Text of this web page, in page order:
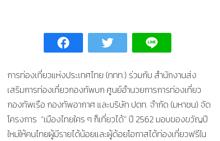
การท่องเที่ยวแห่งประเทศไทย (ททท.) ร่วมกับ สำนักงานส่ง
เสริมการท่องเที่ยวกองทัพบก ศูนย์อำนวยการการท่องเที่ยว
กองทัพเรือ กองทัพอากาศ และบริษัท ปตท. จำกัด (มหาชน) จัด
โครงการ “เมืองไทยใคร ๆ ก็เที่ยวได้” ปี 2562 มอบของขวัญปี
ใหม่ให้คนไทยผู้มีรายได้น้อยและผู้ด้อยโอกาสได้ท่องเที่ยวฟรีใน